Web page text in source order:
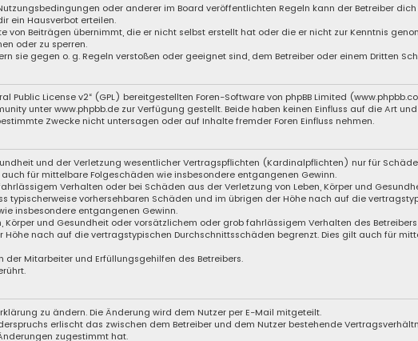
oder anderer im Board veröffentlichten Regeln kann der Betreiber
ein Hausverbot erteilen.
von Beiträgen übernimmt, die er nicht selbst erstellt hat oder die er nicht zur Kenntnis
oder zu sperren.
sie gegen o. g. Regeln verstoßen oder geeignet sind, dem Betreiber oder einem Dritten
Public License v2“ (GPL) bereitgestellten Foren-Software von phpBB Limited
unter www.phpbb.de zur Verfügung gestellt. Beide haben keinen Einfluss auf die Art
Zwecke nicht untersagen oder auf Inhalte fremder Foren Einfluss nehmen.
und der Verletzung wesentlicher Vertragspflichten (Kardinalpflichten) nur für
für mittelbare Folgeschäden wie insbesondere entgangenen Gewinn.
Verhalten oder bei Schäden aus der Verletzung von Leben, Körper und
vorhersehbaren Schäden und im übrigen der Höhe nach auf die
insbesondere entgangenen Gewinn.
und Gesundheit oder vorsätzlichem oder grob fahrlässigem Verhalten des
nach auf die vertragstypischen Durchschnittsschäden begrenzt. Dies gilt auch für
Mitarbeiter und Erfüllungsgehilfen des Betreibers.
zu ändern. Die Änderung wird dem Nutzer per E-Mail mitgeteilt.
erlischt das zwischen dem Betreiber und dem Nutzer bestehende
zugestimmt hat.